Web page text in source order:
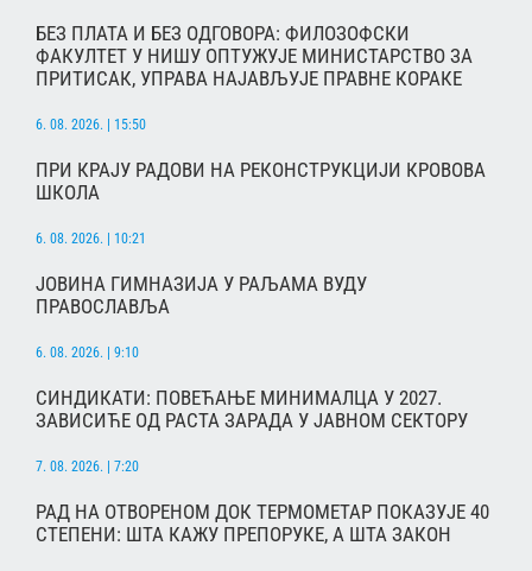
БЕЗ ПЛАТА И БЕЗ ОДГОВОРА: ФИЛОЗОФСКИ
ФАКУЛТЕТ У НИШУ ОПТУЖУЈЕ МИНИСТАРСТВО ЗА
ПРИТИСАК, УПРАВА НАЈАВЉУЈЕ ПРАВНЕ КОРАКЕ
6. 08. 2026. | 15:50
ПРИ КРАЈУ РАДОВИ НА РЕКОНСТРУКЦИЈИ КРОВОВА
ШКОЛА
6. 08. 2026. | 10:21
ЈОВИНА ГИМНАЗИЈА У РАЉАМА ВУДУ
ПРАВОСЛАВЉА
6. 08. 2026. | 9:10
СИНДИКАТИ: ПОВЕЋАЊЕ МИНИМАЛЦА У 2027.
ЗАВИСИЋЕ ОД РАСТА ЗАРАДА У ЈАВНОМ СЕКТОРУ
7. 08. 2026. | 7:20
РАД НА ОТВОРЕНОМ ДОК ТЕРМОМЕТАР ПОКАЗУЈЕ 40
СТЕПЕНИ: ШТА КАЖУ ПРЕПОРУКЕ, А ШТА ЗАКОН